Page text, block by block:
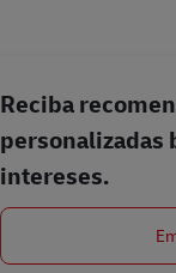
Reciba
personalizadas
intereses.